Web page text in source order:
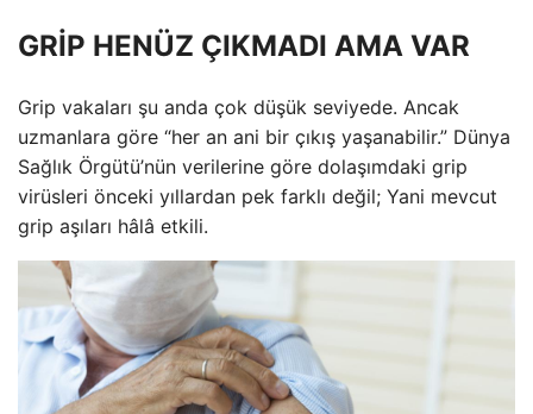
GRİP HENÜZ ÇIKMADI AMA VAR
Grip vakaları şu anda çok düşük seviyede. Ancak
uzmanlara göre “her an ani bir çıkış yaşanabilir.” Dünya
Sağlık Örgütü’nün verilerine göre dolaşımdaki grip
virüsleri önceki yıllardan pek farklı değil; Yani mevcut
grip aşıları hâlâ etkili.